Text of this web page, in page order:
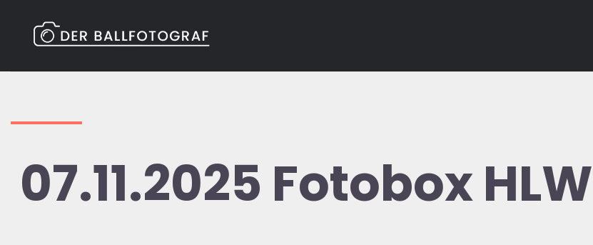
springen
07.11.2025 Fotobox